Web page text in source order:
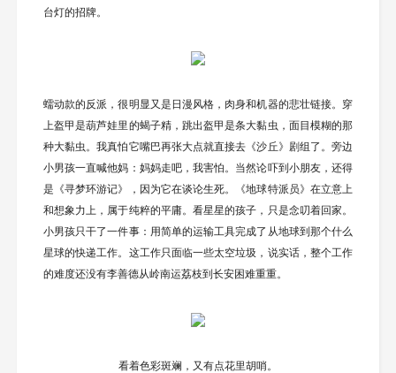
台灯的招牌。
蠕动款的反派，很明显又是日漫风格，肉身和机器的悲壮链接。穿
上盔甲是葫芦娃里的蝎子精，跳出盔甲是条大黏虫，面目模糊的那
种大黏虫。我真怕它嘴巴再张大点就直接去《沙丘》剧组了。旁边
小男孩一直喊他妈：妈妈走吧，我害怕。当然论吓到小朋友，还得
是《寻梦环游记》，因为它在谈论生死。《地球特派员》在立意上
和想象力上，属于纯粹的平庸。看星星的孩子，只是念叨着回家。
小男孩只干了一件事：用简单的运输工具完成了从地球到那个什么
星球的快递工作。这工作只面临一些太空垃圾，说实话，整个工作
的难度还没有李善德从岭南运荔枝到长安困难重重。
看着色彩斑斓，又有点花里胡哨。